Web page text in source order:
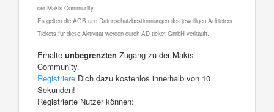
der Makis Community.
Es gelten die AGB und Datenschutzbestimmungen des jeweiligen Anbieters.
Tickets für diese Aktivität werden durch AD ticket GmbH verkauft.
Erhalte unbegrenzten Zugang zu der Makis
Community.
Registriere Dich dazu kostenlos innerhalb von 10
Sekunden!
Registrierte Nutzer können: